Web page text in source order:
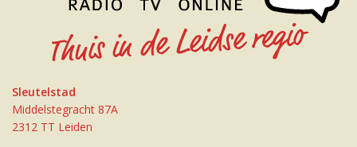
Sleutelstad
Middelstegracht 87A
2312 TT Leiden